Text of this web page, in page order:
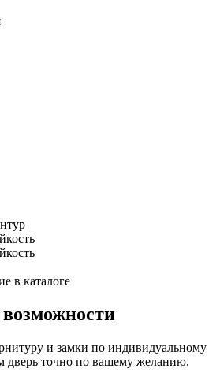
и замки по индивидуальному
дверь точно по вашему желанию.